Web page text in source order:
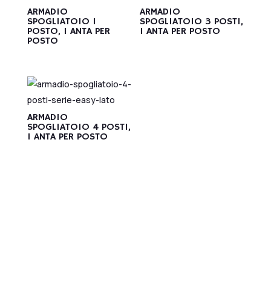
ARMADIO
SPOGLIATOIO 1
POSTO, 1 ANTA PER
POSTO
ARMADIO
SPOGLIATOIO 3 POSTI,
1 ANTA PER POSTO
ARMADIO
SPOGLIATOIO 4 POSTI,
1 ANTA PER POSTO